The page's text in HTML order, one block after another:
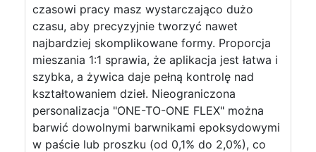
czasowi pracy masz wystarczająco dużo
czasu, aby precyzyjnie tworzyć nawet
najbardziej skomplikowane formy. Proporcja
mieszania 1:1 sprawia, że aplikacja jest łatwa i
szybka, a żywica daje pełną kontrolę nad
kształtowaniem dzieł. Nieograniczona
personalizacja "ONE-TO-ONE FLEX" można
barwić dowolnymi barwnikami epoksydowymi
w paście lub proszku (od 0,1% do 2,0%), co